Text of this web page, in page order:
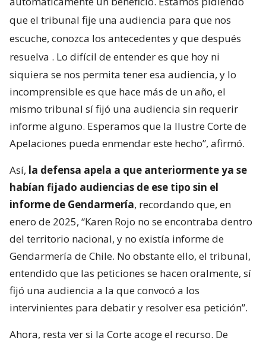
que el tribunal fije una audiencia para que nos
escuche, conozca los antecedentes y que después
resuelva . Lo difícil de entender es que hoy ni
siquiera se nos permita tener esa audiencia, y lo
incomprensible es que hace más de un año, el
mismo tribunal sí fijó una audiencia sin requerir
informe alguno. Esperamos que la Ilustre Corte de
Apelaciones pueda enmendar este hecho”, afirmó.
Así, la defensa apela a que anteriormente ya se
habían fijado audiencias de ese tipo sin el
informe de Gendarmería, recordando que, en
enero de 2025, “Karen Rojo no se encontraba dentro
del territorio nacional, y no existía informe de
Gendarmería de Chile. No obstante ello, el tribunal,
entendido que las peticiones se hacen oralmente, sí
fijó una audiencia a la que convocó a los
intervinientes para debatir y resolver esa petición”.
Ahora, resta ver si la Corte acoge el recurso. De